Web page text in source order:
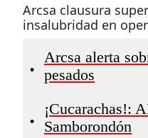
Arcsa clausura
insalubridad en
•
Arcsa alerta
pesados
•
¡Cucarachas!:
Samborondón